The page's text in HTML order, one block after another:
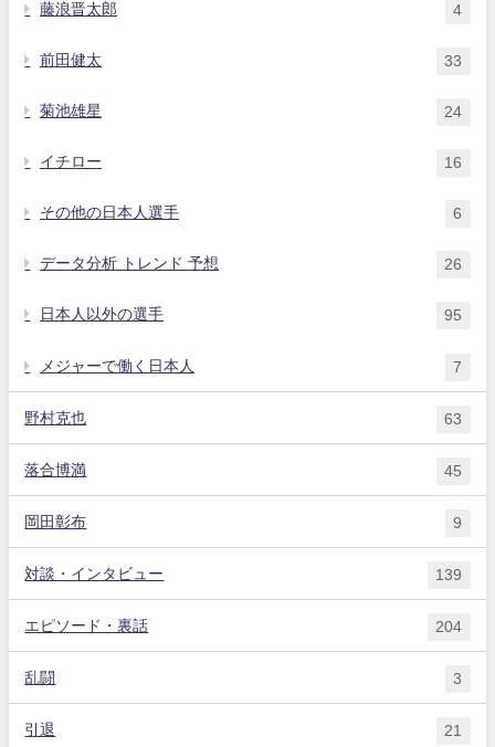
藤浪晋太郎 4
前田健太 33
菊池雄星 24
イチロー 16
その他の日本人選手 6
データ分析 トレンド 予想 26
日本人以外の選手 95
メジャーで働く日本人 7
野村克也 63
落合博満 45
岡田彰布 9
対談・インタビュー 139
エピソード・裏話 204
乱闘 3
引退 21